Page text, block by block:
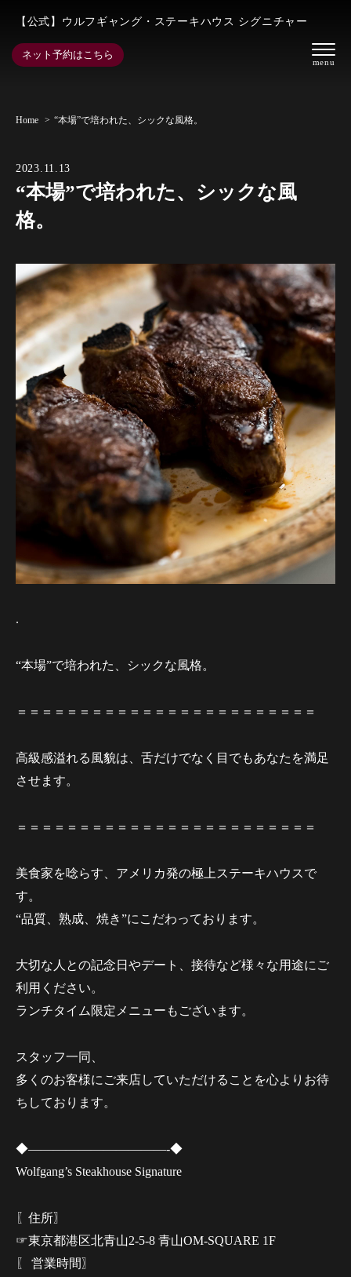
【公式】ウルフギャング・ステーキハウス シグニチャー
ネット予約はこちら
Home “本場”で培われた、シックな風格。
2023.11.13
“本場”で培われた、シックな風
格。
.
“本場”で培われた、シックな風格。
＝＝＝＝＝＝＝＝＝＝＝＝＝＝＝＝＝＝＝＝＝＝＝＝
高級感溢れる風貌は、舌だけでなく目でもあなたを満足
させます。
＝＝＝＝＝＝＝＝＝＝＝＝＝＝＝＝＝＝＝＝＝＝＝＝
美食家を唸らす、アメリカ発の極上ステーキハウスで
す。
“品質、熟成、焼き”にこだわっております。
大切な人との記念日やデート、接待など様々な用途にご
利用ください。
ランチタイム限定メニューもございます。
スタッフ一同、
多くのお客様にご来店していただけることを心よりお待
ちしております。
◆———————————-◆
Wolfgang’s Steakhouse Signature
〖住所〗
☞東京都港区北青山2-5-8 青山OM-SQUARE 1F
〖 営業時間〗